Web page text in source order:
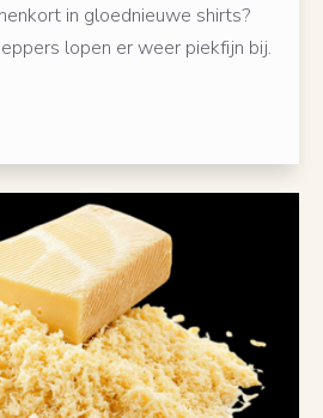
in gloednieuwe shirts?
lopen er weer piekfijn bij.